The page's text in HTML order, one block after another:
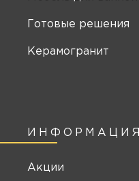
ИНФОРМАЦИЯ
Акции
Готовые решения
Керамогранит